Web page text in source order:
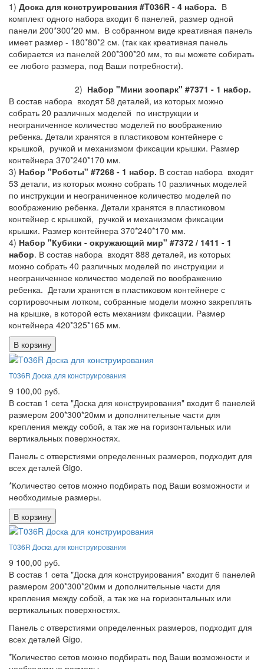
1) Доска для конструирования #T036R - 4 набора. В
комплект одного набора входит 6 панелей, размер одной
панели 200*300*20 мм. В собранном виде креативная панель
имеет размер - 180*80*2 см. (так как креативная панель
собирается из панелей 200*300*20 мм, то вы можете собирать
ее любого размера, под Ваши потребности).
2) Набор "Мини зоопарк" #7371 - 1 набор.
В состав набора входят 58 деталей, из которых можно
собрать 20 различных моделей по инструкции и
неограниченное количество моделей по воображению
ребенка. Детали хранятся в пластиковом контейнере с
крышкой, ручкой и механизмом фиксации крышки. Размер
контейнера 370*240*170 мм.
3) Набор "Роботы" #7268 - 1 набор. В состав набора входят
53 детали, из которых можно собрать 10 различных моделей
по инструкции и неограниченное количество моделей по
воображению ребенка. Детали хранятся в пластиковом
контейнер с крышкой, ручкой и механизмом фиксации
крышки. Размер контейнера 370*240*170 мм.
4) Набор "Кубики - окружающий мир" #7372 / 1411 - 1
набор. В состав набора входят 888 деталей, из которых
можно собрать 40 различных моделей по инструкции и
неограниченное количество моделей по воображению
ребенка. Детали хранятся в пластиковом контейнере с
сортировочным лотком, собранные модели можно закреплять
на крышке, в которой есть механизм фиксации. Размер
контейнера 420*325*165 мм.
В корзину
T036R Доска для конструирования
9 100,00 руб.
В состав 1 сета "Доска для конструирования" входит 6 панелей
размером 200*300*20мм и дополнительные части для
крепления между собой, а так же на горизонтальных или
вертикальных поверхностях.
Панель с отверстиями определенных размеров, подходит для
всех деталей Gigo.
*Количество сетов можно подбирать под Ваши возможности и
необходимые размеры.
В корзину
T036R Доска для конструирования
9 100,00 руб.
В состав 1 сета "Доска для конструирования" входит 6 панелей
размером 200*300*20мм и дополнительные части для
крепления между собой, а так же на горизонтальных или
вертикальных поверхностях.
Панель с отверстиями определенных размеров, подходит для
всех деталей Gigo.
*Количество сетов можно подбирать под Ваши возможности и